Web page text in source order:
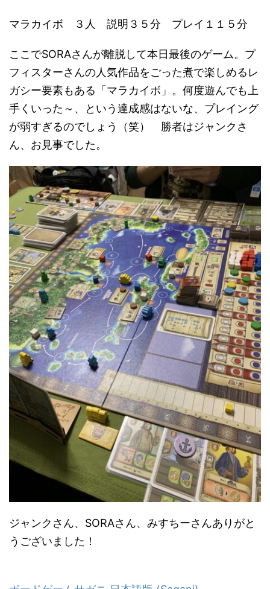
マラカイボ ３人 説明３５分 プレイ１１５分
ここでSORAさんが離脱して本日最後のゲーム。プ
フィスターさんの人気作品をごった煮で楽しめるレ
ガシー要素もある「マラカイボ」。何度遊んでも上
手くいった～、という達成感はないな、プレイング
が弱すぎるのでしょう（笑） 勝者はジャンクさ
ん、お見事でした。
ジャンクさん、SORAさん、みすちーさんありがと
うございました！